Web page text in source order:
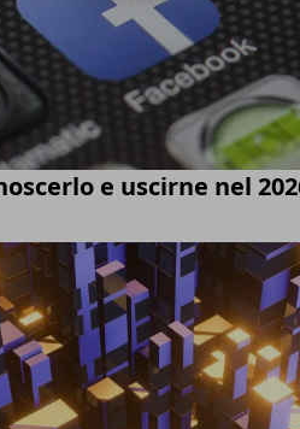
e uscirne nel